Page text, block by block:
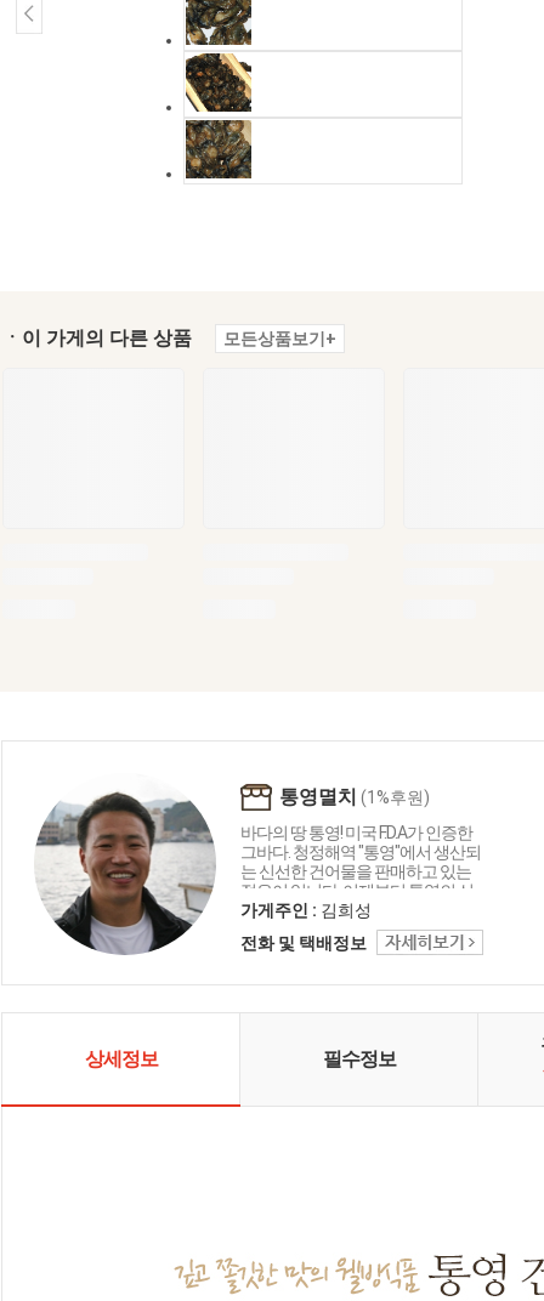
ㆍ이 가게의 다른 상품 모든상품보기+
통영멸치 (1%후원)
바다의 땅 통영! 미국 F.D.A가 인증한
그바다. 청정해역 "통영"에서 생산되
는 신선한 건어물을 판매하고 있는
젊은이 입니다. 이제부터 통영의 신
선한 먹거리 통영멸치가 책임지겠
가게주인 : 김희성
전화 및 택배정보
상세정보 필수정보